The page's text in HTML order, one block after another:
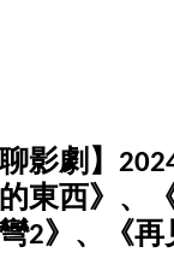
聊影劇】
的東西》、
2》、《再